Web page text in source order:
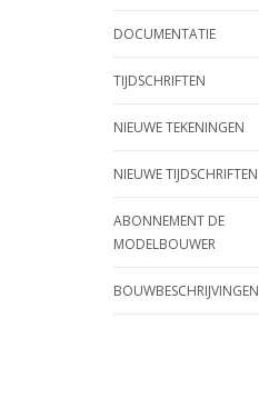
DOCUMENTATIE
TIJDSCHRIFTEN
NIEUWE TEKENINGEN
NIEUWE TIJDSCHRIFTEN
ABONNEMENT DE
MODELBOUWER
BOUWBESCHRIJVINGEN